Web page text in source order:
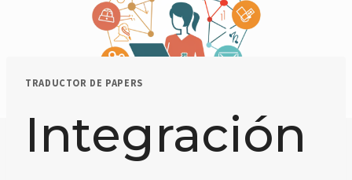
TRADUCTOR DE PAPERS
Integración